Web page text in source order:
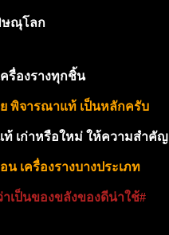
ณุโลก
ครื่องรางทุกชิ้น
พิจารณาแท้ เป็นหลักครับ
ท้ เก่าหรือใหม่ ให้ความสำคัญ
เครื่องรางบางประเภท
เป็นของขลังของดีน่าใช้#